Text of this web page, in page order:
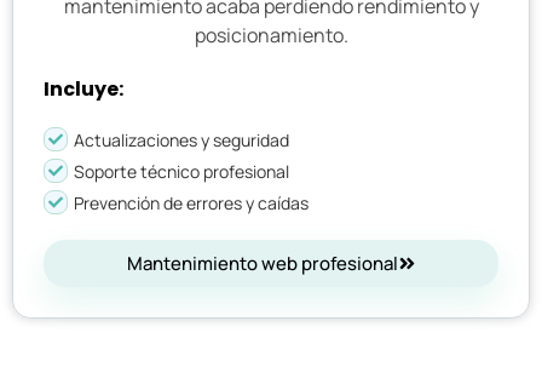
mantenimiento acaba perdiendo rendimiento y
posicionamiento.
Incluye:
Actualizaciones y seguridad
Soporte técnico profesional
Prevención de errores y caídas
Mantenimiento web profesional